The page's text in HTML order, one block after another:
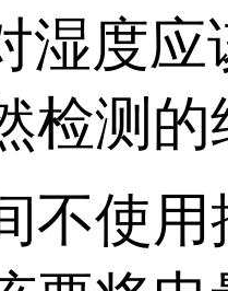
湿度应
检测
使用